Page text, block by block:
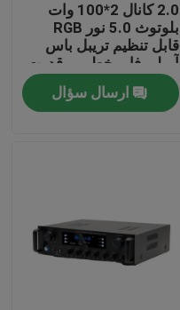
2.0 کانال 2*100 وات
بلوتوث 5.0 نور RGB
قابل تنظیم تریبل باس
آمپلی فایر خطی پرقدرت
استریو دیجیتال جدید
خانگی مینی های فای
ارسال سؤال